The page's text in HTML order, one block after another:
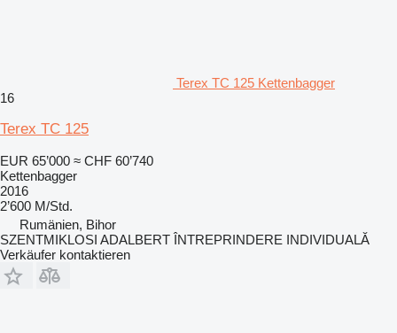
Terex TC 125 Kettenbagger
16
Terex TC 125
EUR 65’000 ≈ CHF 60’740
Kettenbagger
2016
2’600 M/Std.
Rumänien, Bihor
SZENTMIKLOSI ADALBERT ÎNTREPRINDERE INDIVIDUALĂ
Verkäufer kontaktieren